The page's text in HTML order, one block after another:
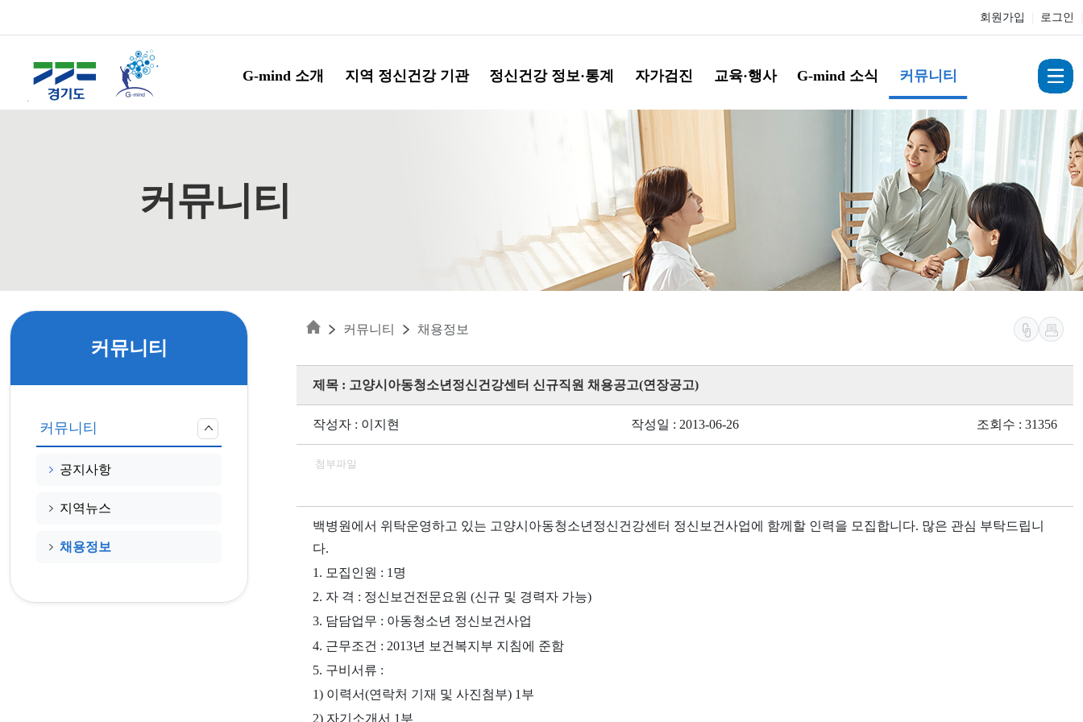
회원가입 로그인
G-mind 소개 지역 정신건강 기관 정신건강 정보·통계 자가검진 교육·행사 G-mind 소식 커뮤니티
커뮤니티
커뮤니티
커뮤니티
공지사항
지역뉴스
채용정보
커뮤니티 채용정보
제목 : 고양시아동청소년정신건강센터 신규직원 채용공고(연장공고)
작성자 : 이지현 작성일 : 2013-06-26 조회수 : 31356
첨부파일
백병원에서 위탁운영하고 있는 고양시아동청소년정신건강센터 정신보건사업에 함께할 인력을 모집합니다. 많은 관심 부탁드립니
다.
1. 모집인원 : 1명
2. 자 격 : 정신보건전문요원 (신규 및 경력자 가능)
3. 담담업무 : 아동청소년 정신보건사업
4. 근무조건 : 2013년 보건복지부 지침에 준함
5. 구비서류 :
1) 이력서(연락처 기재 및 사진첨부) 1부
2) 자기소개서 1부